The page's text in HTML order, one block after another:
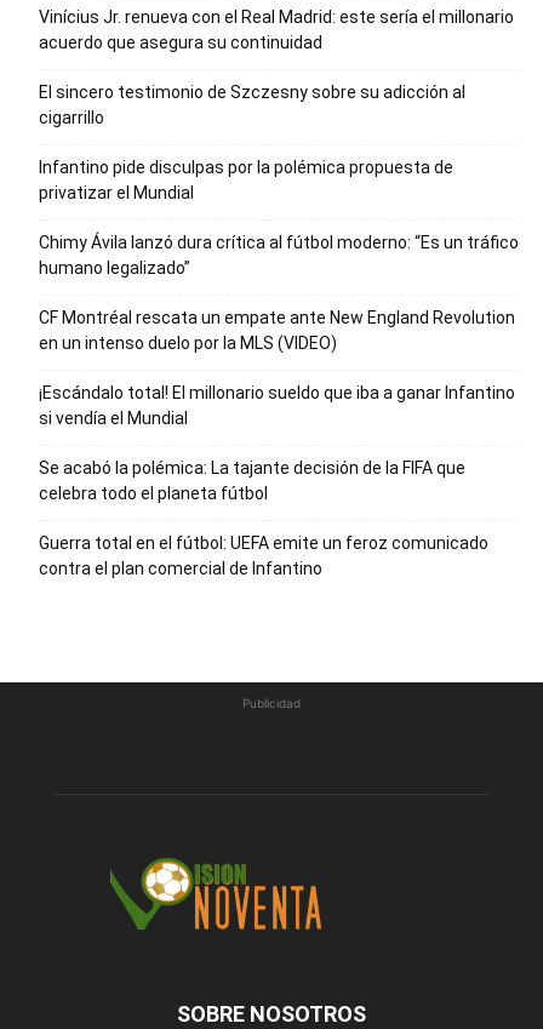
Vinícius Jr. renueva con el Real Madrid: este sería el millonario
acuerdo que asegura su continuidad
El sincero testimonio de Szczesny sobre su adicción al
cigarrillo
Infantino pide disculpas por la polémica propuesta de
privatizar el Mundial
Chimy Ávila lanzó dura crítica al fútbol moderno: “Es un tráfico
humano legalizado”
CF Montréal rescata un empate ante New England Revolution
en un intenso duelo por la MLS (VIDEO)
¡Escándalo total! El millonario sueldo que iba a ganar Infantino
si vendía el Mundial
Se acabó la polémica: La tajante decisión de la FIFA que
celebra todo el planeta fútbol
Guerra total en el fútbol: UEFA emite un feroz comunicado
contra el plan comercial de Infantino
Publicidad
SOBRE NOSOTROS